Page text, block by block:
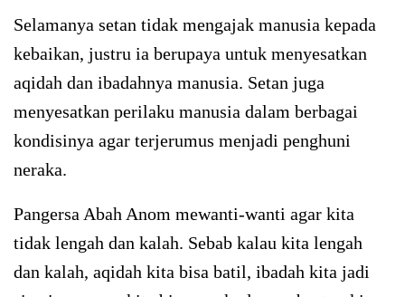
Selamanya setan tidak mengajak manusia kepada
kebaikan, justru ia berupaya untuk menyesatkan
aqidah dan ibadahnya manusia. Setan juga
menyesatkan perilaku manusia dalam berbagai
kondisinya agar terjerumus menjadi penghuni
neraka.
Pangersa Abah Anom mewanti-wanti agar kita
tidak lengah dan kalah. Sebab kalau kita lengah
dan kalah, aqidah kita bisa batil, ibadah kita jadi